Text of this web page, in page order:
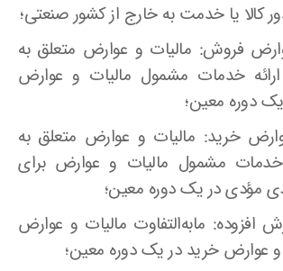
کالا یا خدمت به خارج از کشور صنعتی؛
فروش‌: مالیات و عوارض متعلق به
خدمات مشمول مالیات و عوارض
دوره معین؛
خرید‌: مالیات و عوارض متعلق به
خدمات مشمول مالیات و عوارض برای
مؤدی در یک دوره معین؛
افزوده‌: مابه‌التفاوت مالیات و عوارض
عوارض خرید در یک دوره معین؛